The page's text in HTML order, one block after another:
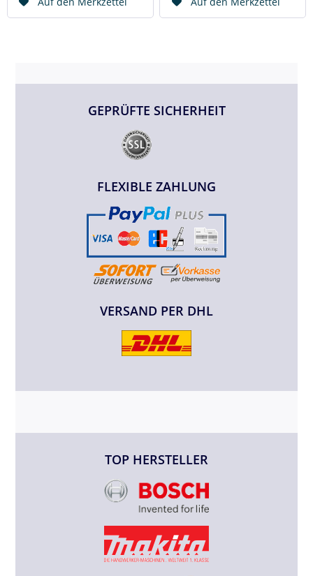
GEPRÜFTE SICHERHEIT
FLEXIBLE ZAHLUNG
VERSAND PER DHL
TOP HERSTELLER